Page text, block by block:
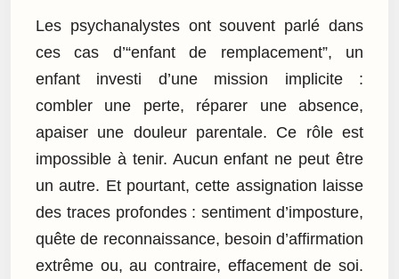
Les psychanalystes ont souvent parlé dans
ces cas d’“enfant de remplacement”, un
enfant investi d’une mission implicite :
combler une perte, réparer une absence,
apaiser une douleur parentale. Ce rôle est
impossible à tenir. Aucun enfant ne peut être
un autre. Et pourtant, cette assignation laisse
des traces profondes : sentiment d’imposture,
quête de reconnaissance, besoin d’affirmation
extrême ou, au contraire, effacement de soi.